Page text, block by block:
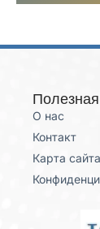
О нас
Контакт
Карта сайта